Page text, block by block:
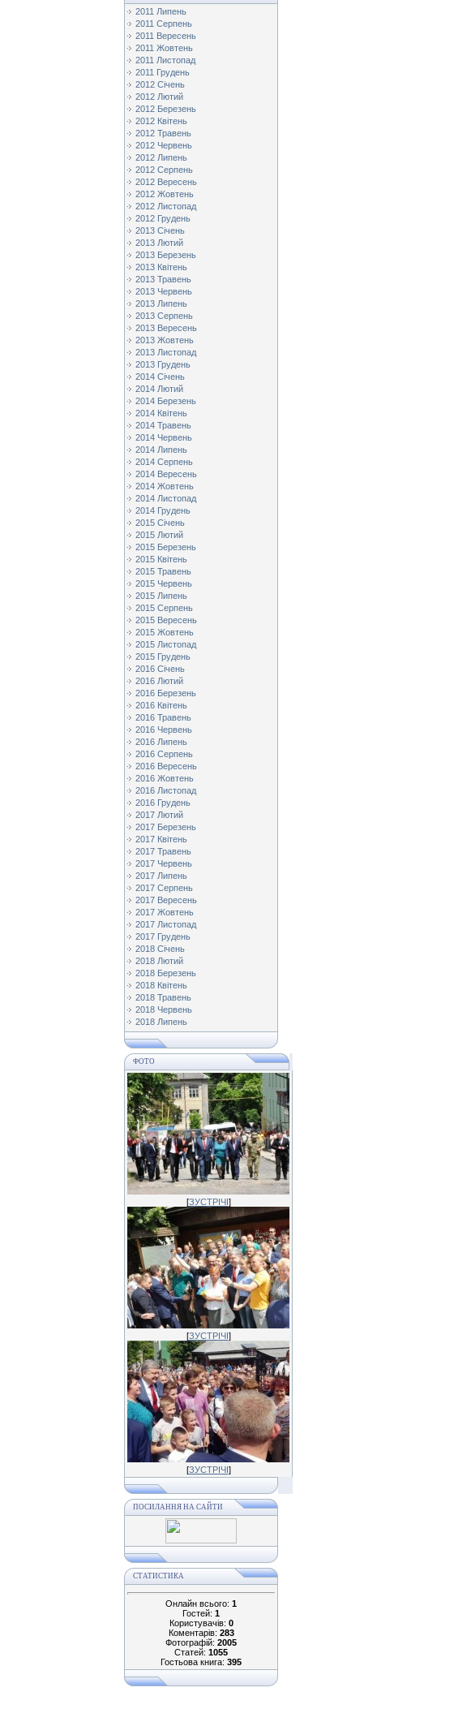
2011 Липень
2011 Серпень
2011 Вересень
2011 Жовтень
2011 Листопад
2011 Грудень
2012 Січень
2012 Лютий
2012 Березень
2012 Квітень
2012 Травень
2012 Червень
2012 Липень
2012 Серпень
2012 Вересень
2012 Жовтень
2012 Листопад
2012 Грудень
2013 Січень
2013 Лютий
2013 Березень
2013 Квітень
2013 Травень
2013 Червень
2013 Липень
2013 Серпень
2013 Вересень
2013 Жовтень
2013 Листопад
2013 Грудень
2014 Січень
2014 Лютий
2014 Березень
2014 Квітень
2014 Травень
2014 Червень
2014 Липень
2014 Серпень
2014 Вересень
2014 Жовтень
2014 Листопад
2014 Грудень
2015 Січень
2015 Лютий
2015 Березень
2015 Квітень
2015 Травень
2015 Червень
2015 Липень
2015 Серпень
2015 Вересень
2015 Жовтень
2015 Листопад
2015 Грудень
2016 Січень
2016 Лютий
2016 Березень
2016 Квітень
2016 Травень
2016 Червень
2016 Липень
2016 Серпень
2016 Вересень
2016 Жовтень
2016 Листопад
2016 Грудень
2017 Лютий
2017 Березень
2017 Квітень
2017 Травень
2017 Червень
2017 Липень
2017 Серпень
2017 Вересень
2017 Жовтень
2017 Листопад
2017 Грудень
2018 Січень
2018 Лютий
2018 Березень
2018 Квітень
2018 Травень
2018 Червень
2018 Липень
ФОТО
[ЗУСТРІЧІ]
[ЗУСТРІЧІ]
[ЗУСТРІЧІ]
ПОСИЛАННЯ НА САЙТИ
СТАТИСТИКА
Онлайн всього: 1
Гостей: 1
Користувачів: 0
Коментарів: 283
Фотографій: 2005
Статей: 1055
Гостьова книга: 395